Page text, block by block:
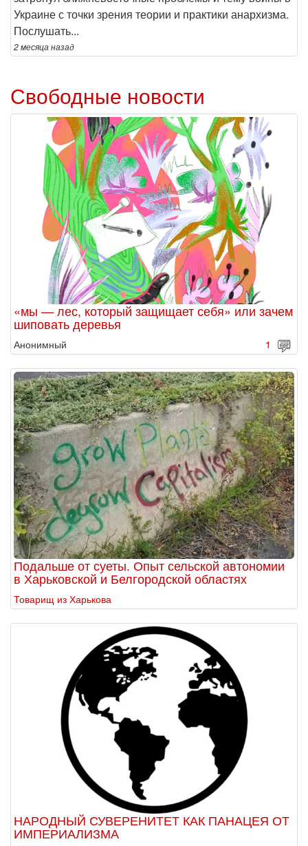
Украине с точки зрения теории и практики анархизма.
Послушать...
2 месяцаназад
Свободные новости
«мы — лес, который защищает себя» или зачем
шиповать деревья
Анонимный 1
Подальше от суеты. Опыт сельской автономии
в Харьковской и Белгородской областях
Товарищ из Харькова
НАРОДНЫЙ СУВЕРЕНИТЕТ КАК ПАНАЦЕЯ ОТ
ИМПЕРИАЛИЗМА